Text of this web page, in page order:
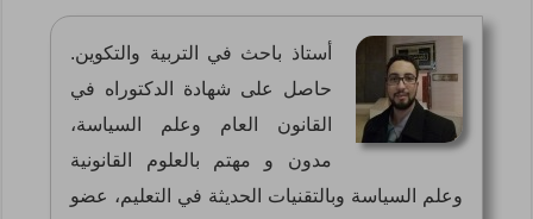
أستاذ باحث في التربية والتكوين.
حاصل على شهادة الدكتوراه في
القانون العام وعلم السياسة،
مدون و مهتم بالعلوم القانونية
وعلم السياسة وبالتقنيات الحديثة في التعليم، عضو